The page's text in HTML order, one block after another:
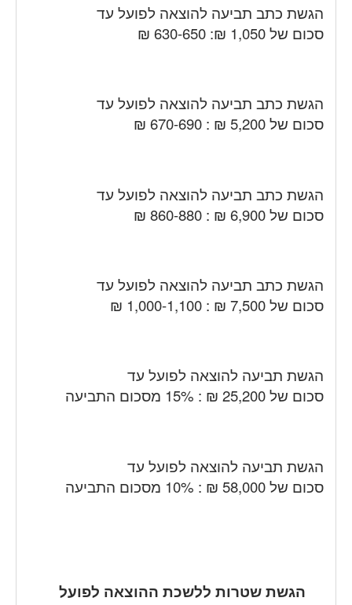
הגשת כתב תביעה להוצאה לפועל עד
סכום של 1,050 ₪: 630-650 ₪
הגשת כתב תביעה להוצאה לפועל עד
סכום של 5,200 ₪ : 670-690 ₪
הגשת כתב תביעה להוצאה לפועל עד
סכום של 6,900 ₪ : 860-880 ₪
הגשת כתב תביעה להוצאה לפועל עד
סכום של 7,500 ₪ : 1,000-1,100 ₪
הגשת תביעה להוצאה לפועל עד
סכום של 25,200 ₪ : 15% מסכום התביעה
הגשת תביעה להוצאה לפועל עד
סכום של 58,000 ₪ : 10% מסכום התביעה
הגשת שטרות ללשכת ההוצאה לפועל